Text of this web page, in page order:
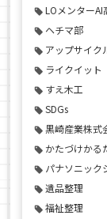
LOメンターAI
ヘチマ部
アップサイク
ライクイット
すえ木工
SDGs
黒崎産業株式
かたづけかる
パナソニック
遺品整理
福祉整理